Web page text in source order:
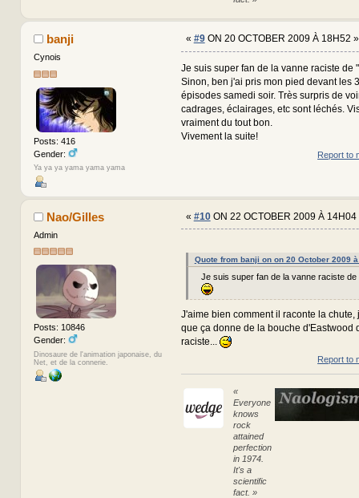
banji
Cynois
Posts: 416
Gender:
Ya ya ya yama yama yama
« #9ON 20 OCTOBER 2009 À 18H52 »
Je suis super fan de la vanne raciste de
Sinon, ben j'ai pris mon pied devant les
épisodes samedi soir. Très surpris de
cadrages, éclairages, etc sont léchés.
vraiment du tout bon.
Vivement la suite!
Report to
Nao/Gilles
Admin
Posts: 10846
Gender:
Dinosaure de l'animation japonaise, du
Net, et de la connerie.
« #10ON 22 OCTOBER 2009 À 14H04
Quote from banji on on 20 October 2009
Je suis super fan de la vanne raciste
J'aime bien comment il raconte la chute,
que ça donne de la bouche d'Eastwood
raciste...
Report to
«
Everyone
knows
rock
attained
perfection
in 1974.
It's a
scientific
fact. »